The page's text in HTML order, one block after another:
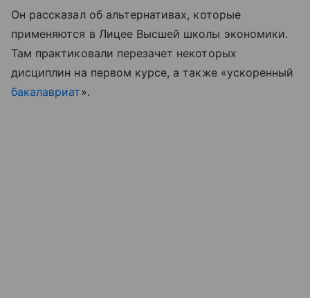
Он рассказал об альтернативах, которые
применяются в Лицее Высшей школы экономики.
Там практиковали перезачет некоторых
дисциплин на первом курсе, а также «ускоренный
бакалавриат».